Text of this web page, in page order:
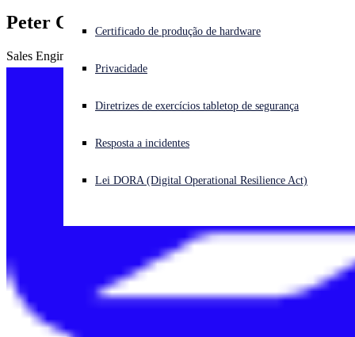
Enfrentando um ataque cibernético? Obtenha ajuda imediata
Português (Brasil) Open language switcher
Certificado de produção de hardware
Privacidade
Diretrizes de exercícios tabletop de segurança
Resposta a incidentes
Lei DORA (Digital Operational Resilience Act)
Peter Craig
Sales Engineer for Ireland and the Channel Islands